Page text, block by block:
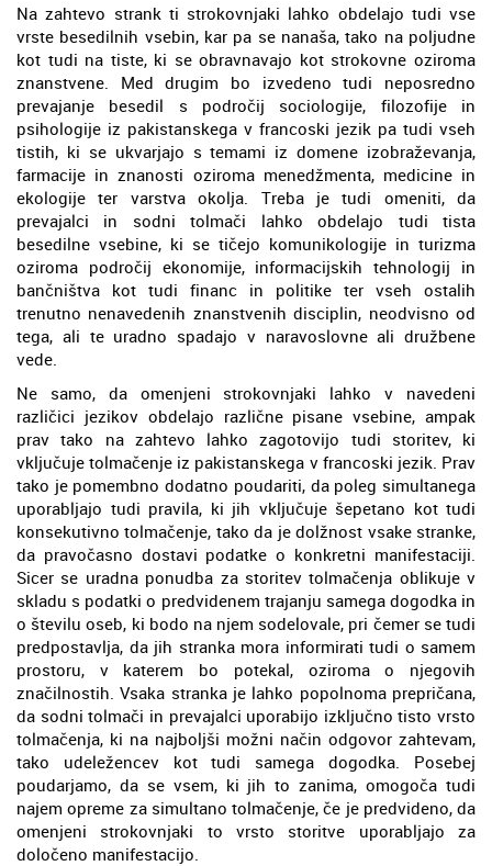
Na zahtevo strank ti strokovnjaki lahko obdelajo tudi vse
vrste besedilnih vsebin, kar pa se nanaša, tako na poljudne
kot tudi na tiste, ki se obravnavajo kot strokovne oziroma
znanstvene. Med drugim bo izvedeno tudi neposredno
prevajanje besedil s področij sociologije, filozofije in
psihologije iz pakistanskega v francoski jezik pa tudi vseh
tistih, ki se ukvarjajo s temami iz domene izobraževanja,
farmacije in znanosti oziroma menedžmenta, medicine in
ekologije ter varstva okolja. Treba je tudi omeniti, da
prevajalci in sodni tolmači lahko obdelajo tudi tista
besedilne vsebine, ki se tičejo komunikologije in turizma
oziroma področij ekonomije, informacijskih tehnologij in
bančništva kot tudi financ in politike ter vseh ostalih
trenutno nenavedenih znanstvenih disciplin, neodvisno od
tega, ali te uradno spadajo v naravoslovne ali družbene
vede.
Ne samo, da omenjeni strokovnjaki lahko v navedeni
različici jezikov obdelajo različne pisane vsebine, ampak
prav tako na zahtevo lahko zagotovijo tudi storitev, ki
vključuje tolmačenje iz pakistanskega v francoski jezik. Prav
tako je pomembno dodatno poudariti, da poleg simultanega
uporabljajo tudi pravila, ki jih vključuje šepetano kot tudi
konsekutivno tolmačenje, tako da je dolžnost vsake stranke,
da pravočasno dostavi podatke o konkretni manifestaciji.
Sicer se uradna ponudba za storitev tolmačenja oblikuje v
skladu s podatki o predvidenem trajanju samega dogodka in
o številu oseb, ki bodo na njem sodelovale, pri čemer se tudi
predpostavlja, da jih stranka mora informirati tudi o samem
prostoru, v katerem bo potekal, oziroma o njegovih
značilnostih. Vsaka stranka je lahko popolnoma prepričana,
da sodni tolmači in prevajalci uporabijo izključno tisto vrsto
tolmačenja, ki na najboljši možni način odgovor zahtevam,
tako udeležencev kot tudi samega dogodka. Posebej
poudarjamo, da se vsem, ki jih to zanima, omogoča tudi
najem opreme za simultano tolmačenje, če je predvideno, da
omenjeni strokovnjaki to vrsto storitve uporabljajo za
določeno manifestacijo.